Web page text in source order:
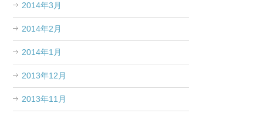
2014年3月
2014年2月
2014年1月
2013年12月
2013年11月